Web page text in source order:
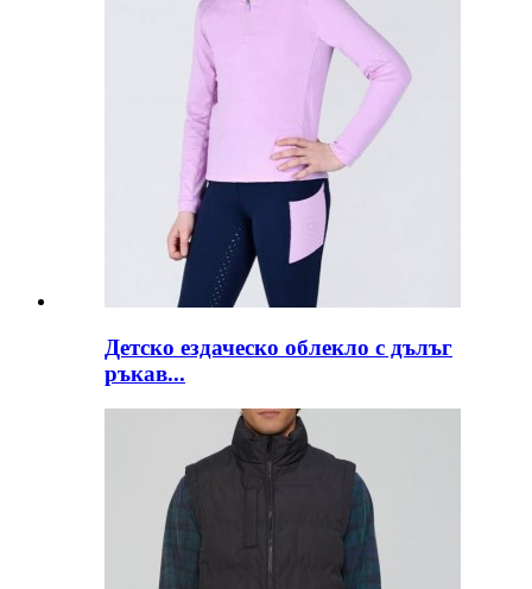
Детско ездаческо облекло с дълъг
ръкав...